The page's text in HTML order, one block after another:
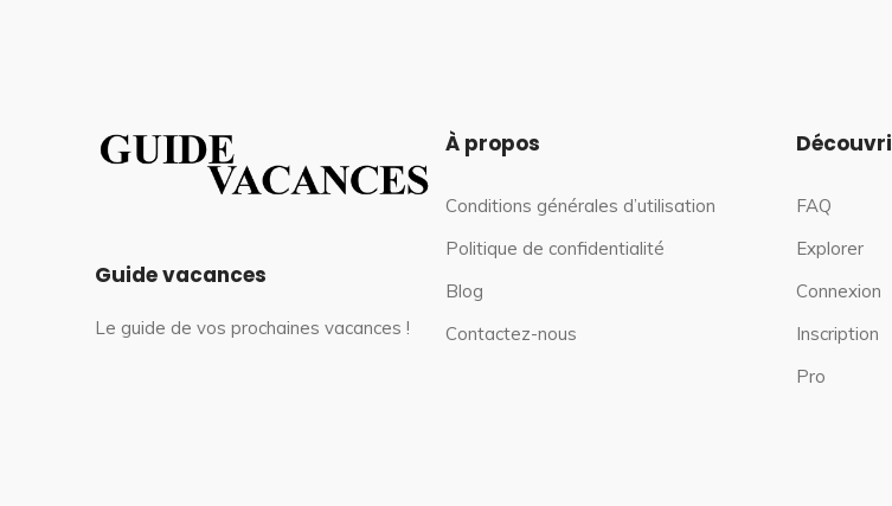
Guide vacances
Le guide de vos prochaines vacances !
À propos
Conditions générales d’utilisation
Politique de confidentialité
Blog
Contactez-nous
FAQ
Explorer
Connexion
Inscription
Pro